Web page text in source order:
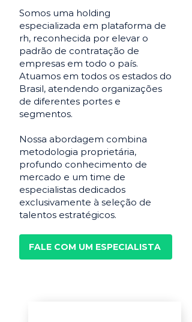
Somos uma holding
especializada em plataforma de
rh, reconhecida por elevar o
padrão de contratação de
empresas em todo o país.
Atuamos em todos os estados do
Brasil, atendendo organizações
de diferentes portes e
segmentos.
Nossa abordagem combina
metodologia proprietária,
profundo conhecimento de
mercado e um time de
especialistas dedicados
exclusivamente à seleção de
talentos estratégicos.
FALE COM UM ESPECIALISTA